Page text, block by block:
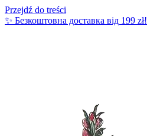
Przejdź do treści
✨ Безкоштовна доставка від 199 zł!